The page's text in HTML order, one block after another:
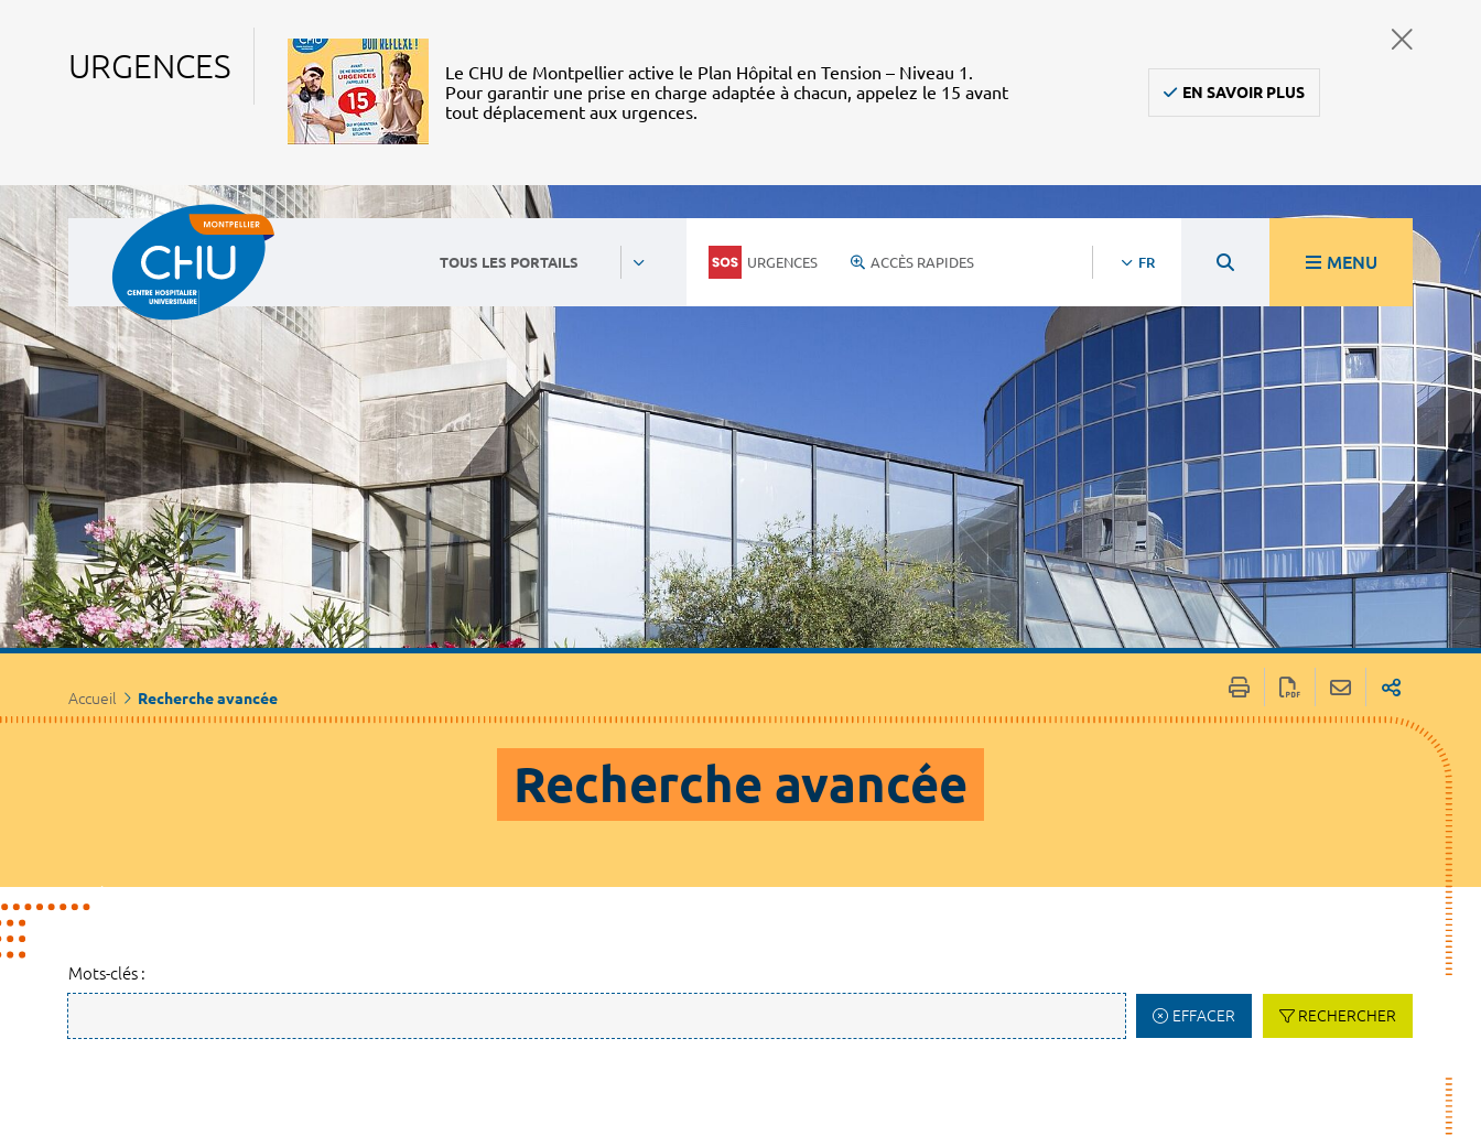
URGENCES
Le CHU de Montpellier active le Plan Hôpital en Tension – Niveau 1.
Pour garantir une prise en charge adaptée à chacun, appelez le 15 avant
tout déplacement aux urgences.
EN SAVOIR PLUS
TOUS LES PORTAILS URGENCES ACCÈS RAPIDES FR MENU
Accueil Recherche avancée
Recherche avancée
Mots-clés :
EFFACER RECHERCHER